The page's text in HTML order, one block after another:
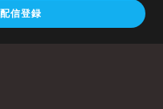
信登録